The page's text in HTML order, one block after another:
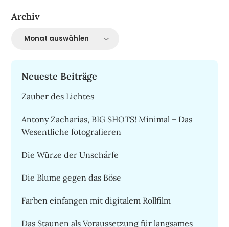
Archiv
Neueste Beiträge
Zauber des Lichtes
Antony Zacharias, BIG SHOTS! Minimal – Das
Wesentliche fotografieren
Die Würze der Unschärfe
Die Blume gegen das Böse
Farben einfangen mit digitalem Rollfilm
Das Staunen als Voraussetzung für langsames